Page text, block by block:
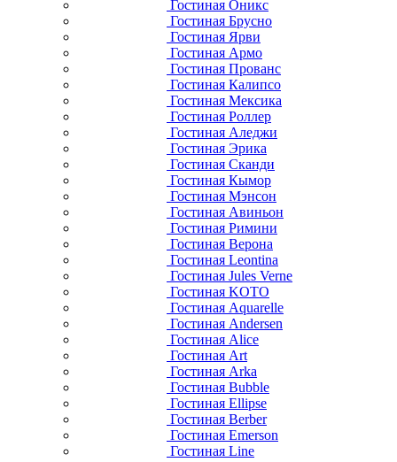
Гостиная Оникс
Гостиная Брусно
Гостиная Ярви
Гостиная Армо
Гостиная Прованс
Гостиная Калипсо
Гостиная Мексика
Гостиная Роллер
Гостиная Аледжи
Гостиная Эрика
Гостиная Сканди
Гостиная Кымор
Гостиная Мэнсон
Гостиная Авиньон
Гостиная Римини
Гостиная Верона
Гостиная Leontina
Гостиная Jules Verne
Гостиная KOTO
Гостиная Aquarelle
Гостиная Andersen
Гостиная Alice
Гостиная Art
Гостиная Arka
Гостиная Bubble
Гостиная Ellipse
Гостиная Berber
Гостиная Emerson
Гостиная Line